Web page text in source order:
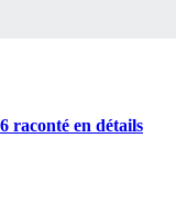
raconté en détails